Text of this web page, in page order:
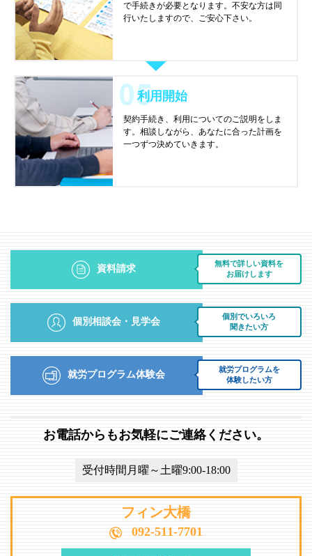
で手続きが必要となります。不安な方は同
行いたしますので、ご安心下さい。
利用開始
契約手続き、利用についてのご説明をしま
す。相談しながら、あなたに合った計画を
一つずつ決めていきます。
無料で詳しい資料を
お届けします
資料請求
個別でいろいろ
聞きたい方
個別相談会・見学会
就労プログラムを
体験したい方
就労プログラム体験会
お電話からもお気軽にご連絡ください。
受付時間月曜～土曜9:00-18:00
フィン大橋
092-511-7701